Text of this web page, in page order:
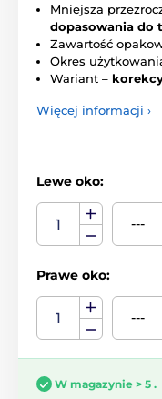
Mniejsza
dopasowania do
Zawartość
Okres
Wariant –
Więcej informacji ›
Lewe oko:
Prawe oko:
W magazynie > 5 .